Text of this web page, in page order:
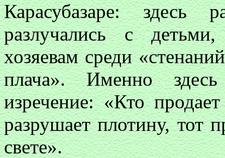
Карасубазаре: здесь
разлучались с
хозяевам среди
плача». Именно
изречение: «Кто
разрушает плотину, тот
свете».